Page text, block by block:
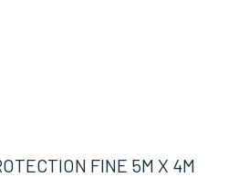
FINE 5M X 4M